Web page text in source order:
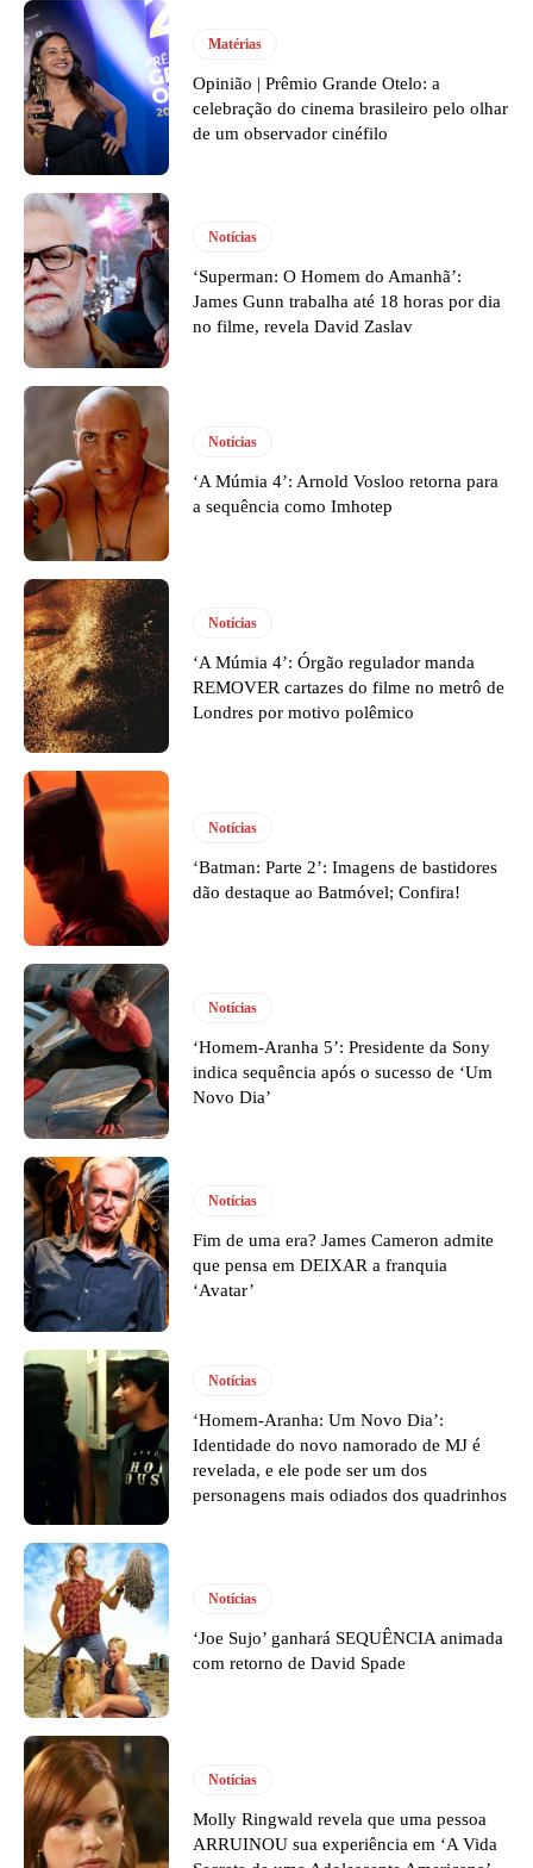
Matérias
Opinião | Prêmio Grande Otelo: a
celebração do cinema brasileiro pelo olhar
de um observador cinéfilo
Notícias
‘Superman: O Homem do Amanhã’:
James Gunn trabalha até 18 horas por dia
no filme, revela David Zaslav
Notícias
‘A Múmia 4’: Arnold Vosloo retorna para
a sequência como Imhotep
Notícias
‘A Múmia 4’: Órgão regulador manda
REMOVER cartazes do filme no metrô de
Londres por motivo polêmico
Notícias
‘Batman: Parte 2’: Imagens de bastidores
dão destaque ao Batmóvel; Confira!
Notícias
‘Homem-Aranha 5’: Presidente da Sony
indica sequência após o sucesso de ‘Um
Novo Dia’
Notícias
Fim de uma era? James Cameron admite
que pensa em DEIXAR a franquia
‘Avatar’
Notícias
‘Homem-Aranha: Um Novo Dia’:
Identidade do novo namorado de MJ é
revelada, e ele pode ser um dos
personagens mais odiados dos quadrinhos
Notícias
‘Joe Sujo’ ganhará SEQUÊNCIA animada
com retorno de David Spade
Notícias
Molly Ringwald revela que uma pessoa
ARRUINOU sua experiência em ‘A Vida